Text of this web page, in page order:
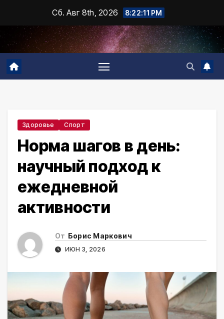
содержимому
Сб. Авг 8th, 2026 8:22:12 PM
Здоровье Спорт
Норма шагов в день:
научный подход к
ежедневной
активности
От Борис Маркович
ИЮН 3, 2026